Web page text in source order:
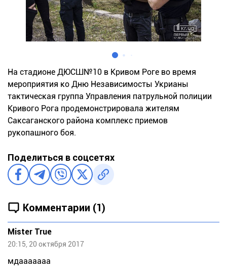
На стадионе ДЮСШ№10 в Кривом Роге во время
мероприятия ко Дню Независимосты Укрианы
тактическая группа Управления патрульной полиции
Кривого Рога продемонстрировала жителям
Саксаганского района комплекс приемов
рукопашного боя.
Поделиться в соцсетях
Комментарии (1)
Mister True
20:15, 20 октября 2017
мдааааааа